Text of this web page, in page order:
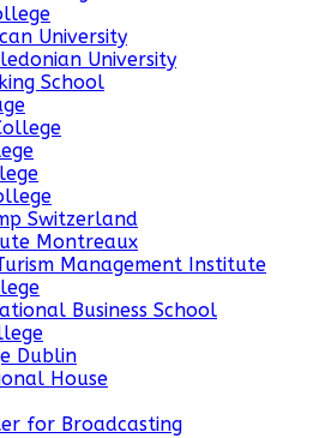
University
University
School
Switzerland
Montreaux
Management Institute
Business School
Dublin
House
for Broadcasting